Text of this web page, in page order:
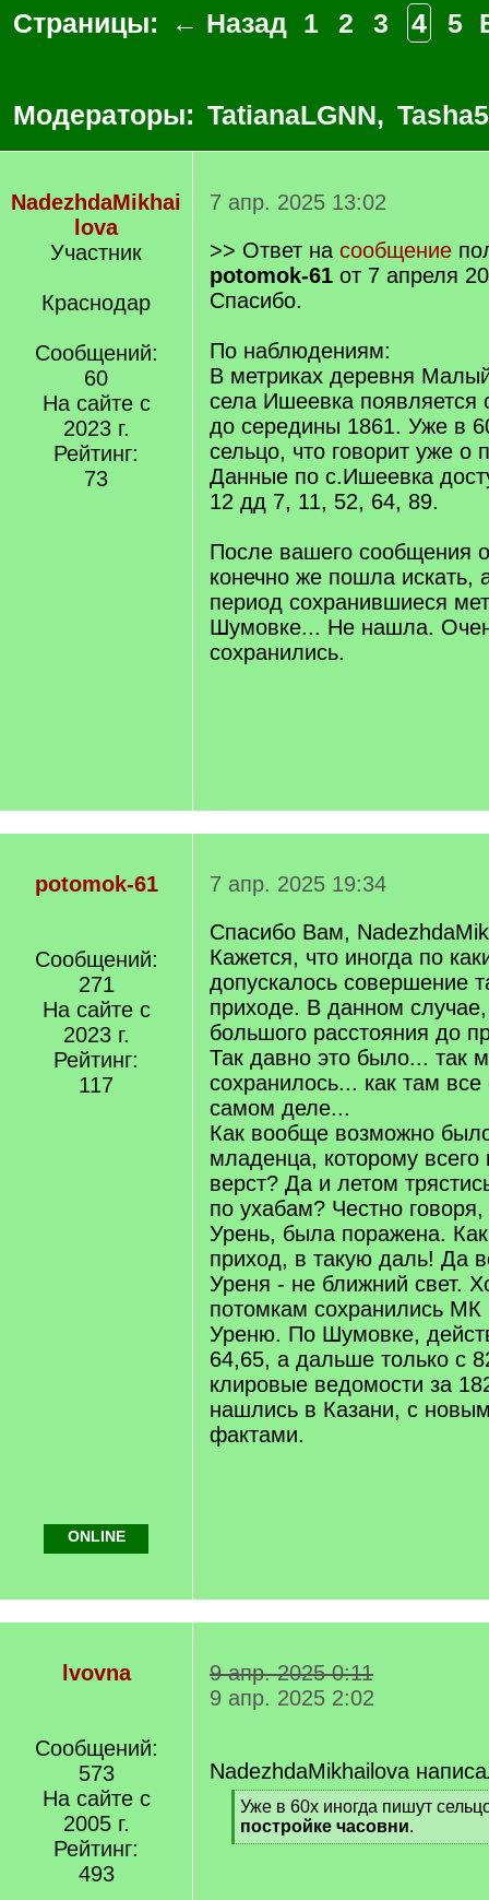
Страницы: ← Назад 1 2 3 4 5
Модераторы: TatianaLGNN,
NadezhdaMikhai
lova
Участник
Краснодар
Сообщений:
60
На сайте с
2023 г.
Рейтинг:
73
7 апр. 2025 13:02
>> Ответ на сообщение
potomok-61 от 7 апреля
Спасибо.
По наблюдениям:
В метриках деревня
села Ишеевка появляется
до середины 1861. Уже в
сельцо, что говорит уже о
Данные по с.Ишеевка
12 дд 7, 11, 52, 64, 89.
После вашего сообщения
конечно же пошла искать,
период сохранившиеся
Шумовке... Не нашла.
сохранились.
potomok-61
Сообщений:
271
На сайте с
2023 г.
Рейтинг:
117
7 апр. 2025 19:34
Спасибо Вам,
Кажется, что иногда по
допускалось совершение
приходе. В данном
большого расстояния до
Так давно это было... так
сохранилось... как там
самом деле...
Как вообще возможно
младенца, которому всего
верст? Да и летом
по ухабам? Честно
Урень, была поражена.
приход, в такую даль! Да
Уреня - не ближний свет.
потомкам сохранились
Уреню. По Шумовке,
64,65, а дальше только с
клировые ведомости за
нашлись в Казани, с
фактами.
ONLINE
lvovna
Сообщений:
573
На сайте с
2005 г.
Рейтинг:
493
9 апр. 2025 0:11
9 апр. 2025 2:02
NadezhdaMikhailova
[
q
]
Уже в 60х иногда пишут
постройке часовни.
[